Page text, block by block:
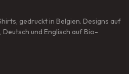
gedruckt in Belgien. Designs auf
und Englisch auf Bio-